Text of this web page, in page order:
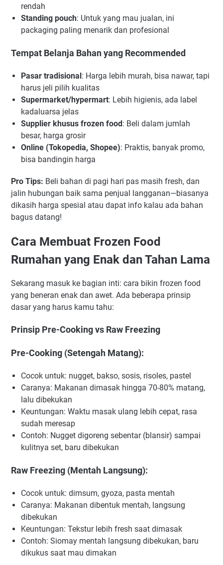
rendah
Standing pouch: Untuk yang mau jualan, ini
packaging paling menarik dan profesional
Tempat Belanja Bahan yang Recommended
Pasar tradisional: Harga lebih murah, bisa nawar, tapi
harus jeli pilih kualitas
Supermarket/hypermart: Lebih higienis, ada label
kadaluarsa jelas
Supplier khusus frozen food: Beli dalam jumlah
besar, harga grosir
Online (Tokopedia, Shopee): Praktis, banyak promo,
bisa bandingin harga
Pro Tips: Beli bahan di pagi hari pas masih fresh, dan
jalin hubungan baik sama penjual langganan—biasanya
dikasih harga spesial atau dapat info kalau ada bahan
bagus datang!
Cara Membuat Frozen Food
Rumahan yang Enak dan Tahan Lama
Sekarang masuk ke bagian inti: cara bikin frozen food
yang beneran enak dan awet. Ada beberapa prinsip
dasar yang harus kamu tahu:
Prinsip Pre-Cooking vs Raw Freezing
Pre-Cooking (Setengah Matang):
Cocok untuk: nugget, bakso, sosis, risoles, pastel
Caranya: Makanan dimasak hingga 70-80% matang,
lalu dibekukan
Keuntungan: Waktu masak ulang lebih cepat, rasa
sudah meresap
Contoh: Nugget digoreng sebentar (blansir) sampai
kulitnya set, baru dibekukan
Raw Freezing (Mentah Langsung):
Cocok untuk: dimsum, gyoza, pasta mentah
Caranya: Makanan dibentuk mentah, langsung
dibekukan
Keuntungan: Tekstur lebih fresh saat dimasak
Contoh: Siomay mentah langsung dibekukan, baru
dikukus saat mau dimakan